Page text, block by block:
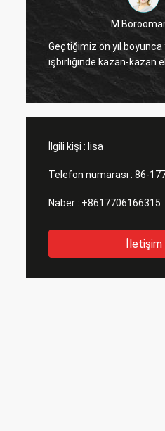
Geçtiğimiz on yıl boyunca
işbirliğinde kazan-kazan
İlgili kişi : lisa
Telefon numarası : 86-
Naber : +8617706166315
İletişim